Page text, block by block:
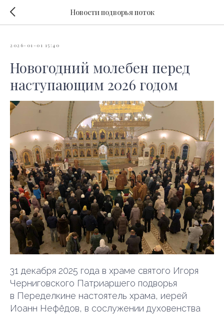
Новости подворья поток
2026-01-01 15:40
Новогодний молебен перед
наступающим 2026 годом
31 декабря 2025 года в храме святого Игоря
Черниговского Патриаршего подворья
в Переделкине настоятель храма, иерей
Иоанн Нефёдов, в сослужении духовенства